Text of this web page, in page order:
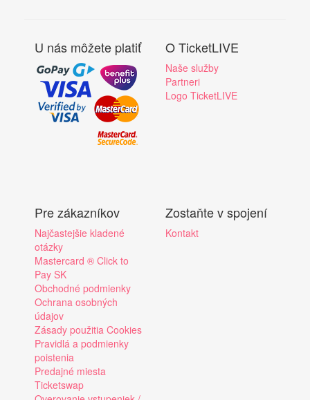
U nás môžete platiť O TicketLIVE
Naše služby
Partneri
Logo TicketLIVE
Pre zákazníkov
Najčastejšie kladené
otázky
Mastercard ® Click to
Pay SK
Obchodné podmienky
Ochrana osobných
údajov
Zásady použitia Cookies
Pravidlá a podmienky
poistenia
Predajné miesta
Ticketswap
Zostaňte v spojení
Kontakt